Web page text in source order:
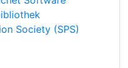
Society (SPS)